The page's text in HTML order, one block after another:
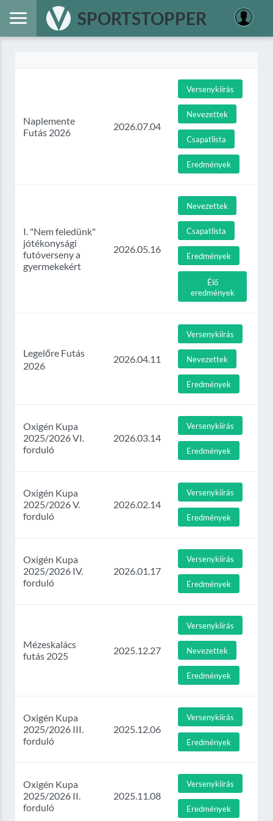
SPORTSTOPPER
Naplemente
Futás 2026
2026.07.04
Versenykiírás
Nevezettek
Csapatlista
Eredmények
I. "Nem feledünk"
jótékonysági
futóverseny a
gyermekekért
2026.05.16
Nevezettek
Csapatlista
Eredmények
Élő
eredmények
Legelőre Futás
2026
2026.04.11
Versenykiírás
Nevezettek
Eredmények
Oxigén Kupa
2025/2026 VI.
forduló
2026.03.14
Versenykiírás
Eredmények
Oxigén Kupa
2025/2026 V.
forduló
2026.02.14
Versenykiírás
Eredmények
Oxigén Kupa
2025/2026 IV.
forduló
2026.01.17
Versenykiírás
Eredmények
Mézeskalács
futás 2025
2025.12.27
Versenykiírás
Nevezettek
Eredmények
Oxigén Kupa
2025/2026 III.
forduló
2025.12.06
Versenykiírás
Eredmények
Oxigén Kupa
2025/2026 II.
forduló
2025.11.08
Versenykiírás
Eredmények